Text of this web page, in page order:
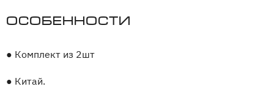
Особенности
● Комплект из 2шт
● Китай.